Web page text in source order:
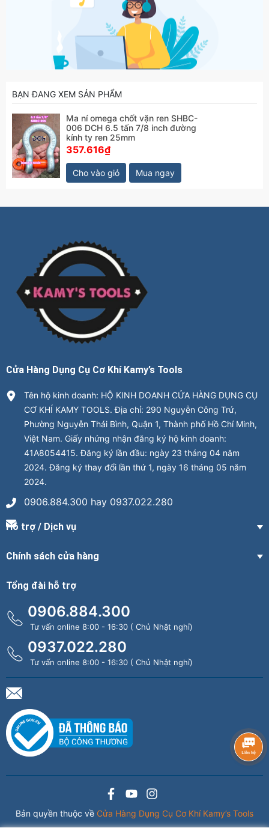
BẠN ĐANG XEM SẢN PHẨM
Ma ní omega chốt vặn ren SHBC-
006 DCH 6.5 tấn 7/8 inch đường
kính ty ren 25mm
357.616₫
Cho vào giỏ Mua ngay
Cửa Hàng Dụng Cụ Cơ Khí Kamy’s Tools
Tên hộ kinh doanh: HỘ KINH DOANH CỬA HÀNG DỤNG CỤ
CƠ KHÍ KAMY TOOLS. Địa chỉ: 290 Nguyễn Công Trứ,
Phường Nguyễn Thái Bình, Quận 1, Thành phố Hồ Chí Minh,
Việt Nam. Giấy nhứng nhận đăng ký hộ kinh doanh:
41A8054415. Đăng ký lần đầu: ngày 23 tháng 04 năm
2024. Đăng ký thay đổi lần thứ 1, ngày 16 tháng 05 năm
2024.
0906.884.300 hay 0937.022.280
Hỗ trợ / Dịch vụ
Chính sách cửa hàng
Tổng đài hỗ trợ
0906.884.300
Tư vấn online 8:00 - 16:30 ( Chủ Nhật nghỉ)
0937.022.280
Tư vấn online 8:00 - 16:30 ( Chủ Nhật nghỉ)
Bản quyền thuộc về Cửa Hàng Dụng Cụ Cơ Khí Kamy’s Tools